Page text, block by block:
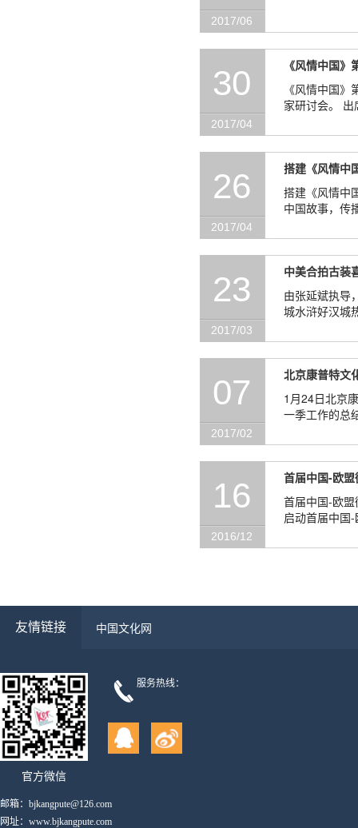
2017/06
30
2017/04
《风情中国
《风情中国》第二季首次专家研讨会 2017
家研讨会。 出席的单位有：北京天盛科学技术音像出版社、中国民族图书馆、北京康普特文化发展公司。 出席的人员
26
2017/04
搭建《风情中
搭建《风情中国
中国故事，传播中华文化。 继2016年6月，中国首部大型少
23
2017/03
中美合拍古装
由张延斌执导
城水浒好汉城
07
2017/02
北京康普特文
1月24日北京
一季工作的总
16
2016/12
首届中国-欧
首届中国-欧
启动首届中国
友情链接 中国文化网
官方微信
服务热线：
邮箱：bjkangpute@126.com
网址：www.bjkangpute.com